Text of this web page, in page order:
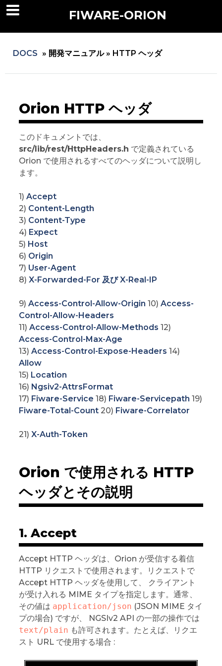
FIWARE-ORION
DOCS » 開発マニュアル » HTTP ヘッダ
Orion HTTP ヘッダ
このドキュメントでは、
src/lib/rest/HttpHeaders.h で定義されている
Orion で使用されるすべてのヘッダについて説明し
ます。
1) Accept
2) Content-Length
3) Content-Type
4) Expect
5) Host
6) Origin
7) User-Agent
8) X-Forwarded-For 及び X-Real-IP
9) Access-Control-Allow-Origin 10) Access-
Control-Allow-Headers
11) Access-Control-Allow-Methods 12)
Access-Control-Max-Age
13) Access-Control-Expose-Headers 14)
Allow
15) Location
16) Ngsiv2-AttrsFormat
17) Fiware-Service 18) Fiware-Servicepath 19)
Fiware-Total-Count20) Fiware-Correlator
21) X-Auth-Token
Orion で使用される HTTP
ヘッダとその説明
1. Accept
Accept HTTP ヘッダは、Orion が受信する着信
HTTP リクエストで使用されます。リクエストで
Accept HTTP ヘッダを使用して、 クライアント
が受け入れる MIME タイプを指定します。通常、
その値は application/json (JSON MIME タイ
プの場合) ですが、 NGSIv2 API の一部の操作では
text/plain も許可されます。たとえば、リクエ
スト URL で使用する場合 :